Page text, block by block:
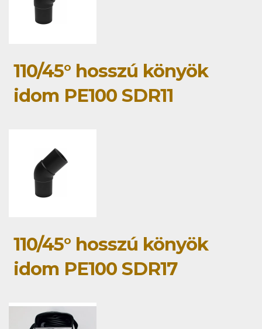
110/45° hosszú könyök
idom PE100 SDR11
110/45° hosszú könyök
idom PE100 SDR17